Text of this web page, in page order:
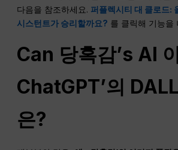
다음을 참조하세요. 퍼플렉시티 대 클로드:
시스턴트가 승리할까요? 를 클릭해 기능을
Can 당혹감’s AI
ChatGPT’의
은?